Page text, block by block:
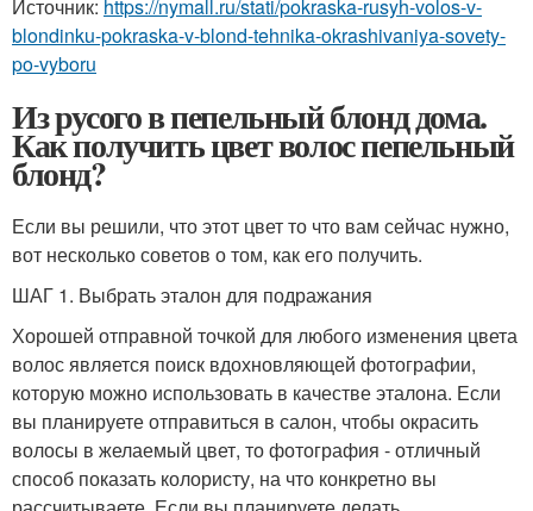
Источник: https://nymall.ru/stati/pokraska-rusyh-volos-v-
blondinku-pokraska-v-blond-tehnika-okrashivaniya-sovety-
po-vyboru
Из русого в пепельный блонд дома.
Как получить цвет волос пепельный
блонд?
Если вы решили, что этот цвет то что вам сейчас нужно,
вот несколько советов о том, как его получить.
ШАГ 1. Выбрать эталон для подражания
Хорошей отправной точкой для любого изменения цвета
волос является поиск вдохновляющей фотографии,
которую можно использовать в качестве эталона. Если
вы планируете отправиться в салон, чтобы окрасить
волосы в желаемый цвет, то фотография - отличный
способ показать колористу, на что конкретно вы